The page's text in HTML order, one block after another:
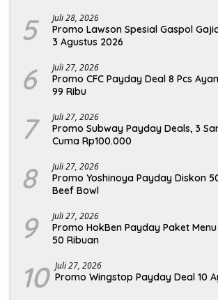
5 Juli 28, 2026
Promo Lawson Spesial Gaspol
3 Agustus 2026
6 Juli 27, 2026
Promo CFC Payday Deal 8 Pcs
99 Ribu
7 Juli 27, 2026
Promo Subway Payday Deals, 3
Cuma Rp100.000
8 Juli 27, 2026
Promo Yoshinoya Payday Diskon
Beef Bowl
9 Juli 27, 2026
Promo HokBen Payday Paket
50 Ribuan
10 Juli 27, 2026
Promo Wingstop Payday Deal 10